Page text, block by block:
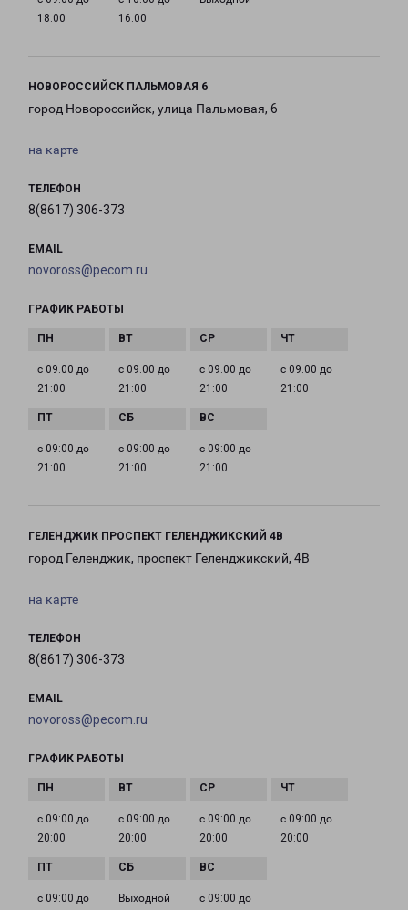
18:00
16:00
НОВОРОССИЙСК ПАЛЬМОВАЯ 6
город Новороссийск, улица Пальмовая, 6
на карте
ТЕЛЕФОН
8(8617) 306-373
EMAIL
novoross@pecom.ru
ГРАФИК РАБОТЫ
с 09:00 до
21:00
с 09:00 до
21:00
с 09:00 до
21:00
с 09:00 до
21:00
с 09:00 до
21:00
с 09:00 до
21:00
с 09:00 до
21:00
ГЕЛЕНДЖИК ПРОСПЕКТ ГЕЛЕНДЖИКСКИЙ 4В
город Геленджик, проспект Геленджикский, 4В
на карте
ТЕЛЕФОН
8(8617) 306-373
EMAIL
novoross@pecom.ru
ГРАФИК РАБОТЫ
с 09:00 до
20:00
с 09:00 до
20:00
с 09:00 до
20:00
с 09:00 до
20:00
с 09:00 до
Выходной
с 09:00 до